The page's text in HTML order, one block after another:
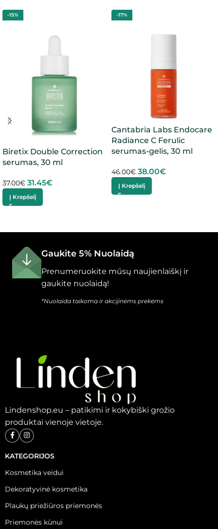
-15%
Biretix Double Correction
serumas, 30 ml
37.00€ 31.45€
Į Krepšelį
-17%
Cantabria Labs Endocare
Radiance C Ferulic
serumas-gelis, 30 ml
46.00€ 38.00€
Į Krepšelį
Gaukite 5% Nuolaidą
Prenumeruokite mūsų naujienlaiškį ir
gaukite nuolaidą!
*Nuolaida taikoma ir akcijinėms prekėms
Lindenshop.eu – patikimi ir kokybiški grožio
produktai vienoje vietoje.
KATEGORIJOS
Kosmetika veidui
Dekoratyvinė kosmetika
Plaukų priežiūros priemonės
Priemonės kūnui